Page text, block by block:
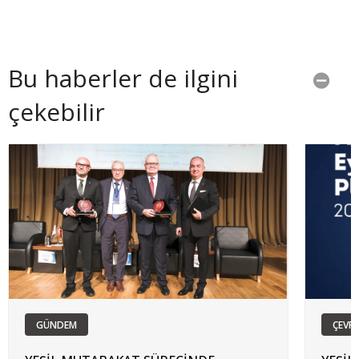
Bu haberler de ilgini
çekebilir
GÜNDEM ÇEVRE